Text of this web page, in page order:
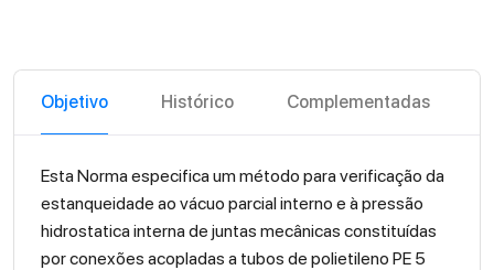
Objetivo Histórico Complementadas
Esta Norma especifica um método para verificação da
estanqueidade ao vácuo parcial interno e à pressão
hidrostatica interna de juntas mecânicas constituídas
por conexões acopladas a tubos de polietileno PE 5